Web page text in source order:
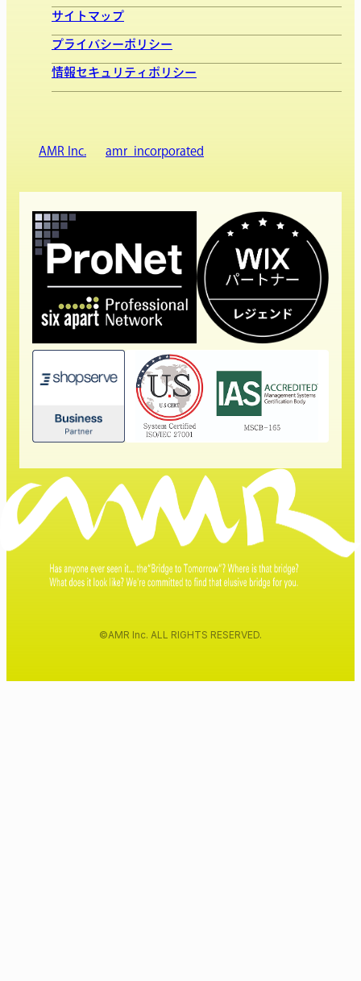
サイトマップ
プライバシーポリシー
情報セキュリティポリシー
AMR Inc. amr_incorporated
©AMR Inc. ALL RIGHTS RESERVED.